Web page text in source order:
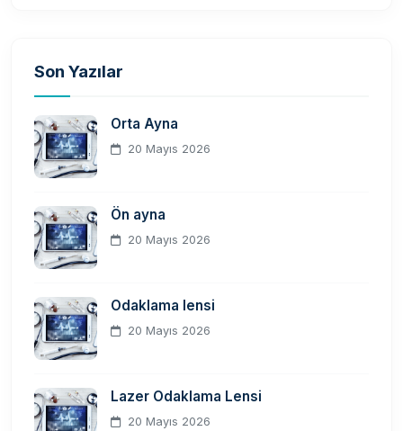
Son Yazılar
Orta Ayna
20 Mayıs 2026
Ön ayna
20 Mayıs 2026
Odaklama lensi
20 Mayıs 2026
Lazer Odaklama Lensi
20 Mayıs 2026